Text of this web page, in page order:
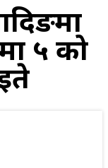
५ को